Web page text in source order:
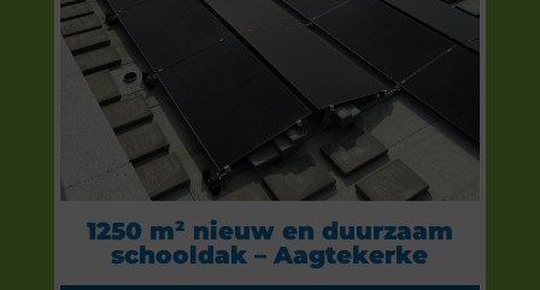
1250 m² nieuw en duurzaam
schooldak – Aagtekerke